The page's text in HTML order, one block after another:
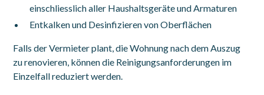
einschliesslich aller Haushaltsgeräte und Armaturen
Entkalken und Desinfizieren von Oberflächen
Falls der Vermieter plant, die Wohnung nach dem Auszug
zu renovieren, können die Reinigungsanforderungen im
Einzelfall reduziert werden.